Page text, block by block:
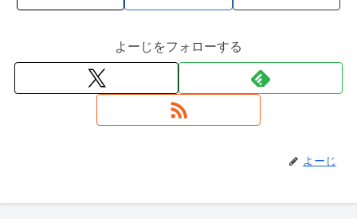
よーじをフォローする
よーじ